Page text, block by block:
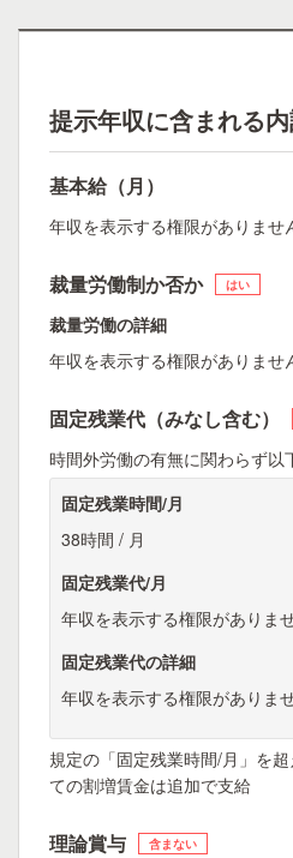
提示年収に含まれる
基本給（月）
年収を表示する権限がありませ
裁量労働制か否か はい
裁量労働の詳細
年収を表示する権限がありませ
固定残業代（みなし含む）
時間外労働の有無に関わらず以
固定残業時間/月
38時間 / 月
固定残業代/月
年収を表示する権限がありま
固定残業代の詳細
年収を表示する権限がありま
規定の「固定残業時間/月」を
ての割増賃金は追加で支給
理論賞与 含まない